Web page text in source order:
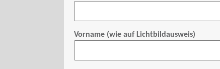
Vorname (wie auf Lichtbildausweis)